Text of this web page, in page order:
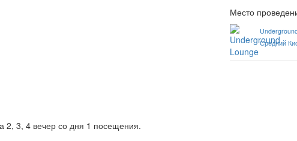
Место
Средний
2, 3, 4 вечер со дня 1 посещения.